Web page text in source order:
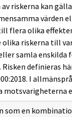
riskerna kan
värden
flera olika
riskerna till
samla
definieras
I
motsvarigheterna
som en